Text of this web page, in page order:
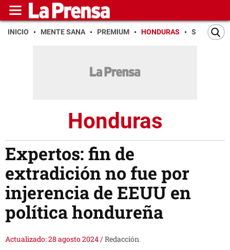
INICIO MENTE SANA PREMIUM HONDURAS SAN PEDRO
Honduras
Expertos: fin de
extradición no fue por
injerencia de EEUU en
política hondureña
Actualizado: 28 agosto 2024/Redacción